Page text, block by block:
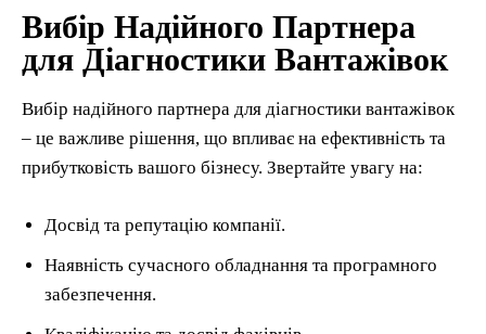
Вибір Надійного Партнера
для Діагностики Вантажівок
Вибір надійного партнера для діагностики вантажівок
– це важливе рішення, що впливає на ефективність та
прибутковість вашого бізнесу. Звертайте увагу на:
Досвід та репутацію компанії.
Наявність сучасного обладнання та програмного
забезпечення.